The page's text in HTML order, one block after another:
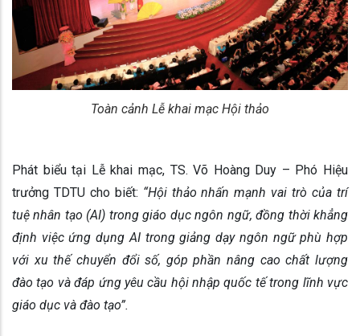
Toàn cảnh Lễ khai mạc Hội thảo
Phát biểu tại Lễ khai mạc, TS. Võ Hoàng Duy – Phó Hiệu
trưởng TDTU cho biết: “Hội thảo nhấn mạnh vai trò của trí
tuệ nhân tạo (AI) trong giáo dục ngôn ngữ, đồng thời khẳng
định việc ứng dụng AI trong giảng dạy ngôn ngữ phù hợp
với xu thế chuyển đổi số, góp phần nâng cao chất lượng
đào tạo và đáp ứng yêu cầu hội nhập quốc tế trong lĩnh vực
giáo dục và đào tạo”.